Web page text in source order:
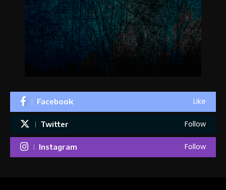
Facebook Like
Twitter Follow
Instagram Follow